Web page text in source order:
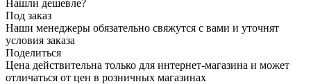
Нашли дешевле?
Под заказ
Наши менеджеры обязательно свяжутся с вами и уточнят
условия заказа
Поделиться
Цена действительна только для интернет-магазина и может
отличаться от цен в розничных магазинах